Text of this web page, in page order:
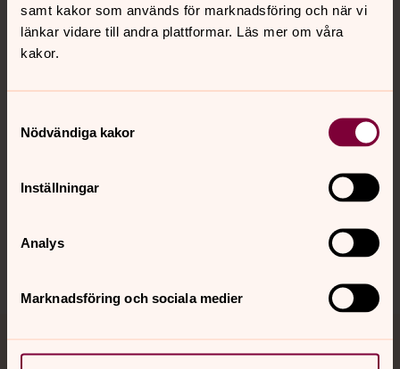
samt kakor som används för marknadsföring och när vi
länkar vidare till andra plattformar. Läs mer om våra
kakor.
Nödvändiga kakor
Inställningar
Analys
Marknadsföring och sociala medier
Kontakt
Jourhavande präst